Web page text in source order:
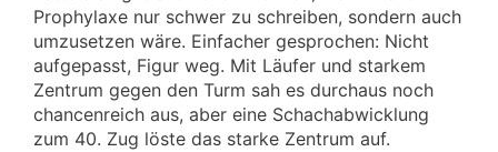
Prophylaxe nur schwer zu schreiben, sondern auch
umzusetzen wäre. Einfacher gesprochen: Nicht
aufgepasst, Figur weg. Mit Läufer und starkem
Zentrum gegen den Turm sah es durchaus noch
chancenreich aus, aber eine Schachabwicklung
zum 40. Zug löste das starke Zentrum auf.